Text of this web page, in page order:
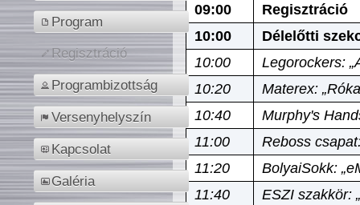
Program
Regisztráció
Programbizottság
Versenyhelyszín
Kapcsolat
Galéria
09:00
Regisztráció
10:00
Délelőtti
10:00
Legorockers:
10:20
Materex:
10:40
Murphy's
11:00
Reboss
11:20
BolyaiSokk:
11:40
ESZI szakkör: